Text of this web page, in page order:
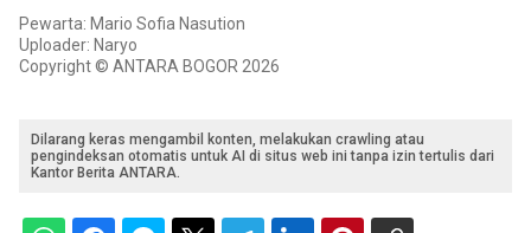
Pewarta: Mario Sofia Nasution
Uploader: Naryo
Copyright © ANTARA BOGOR 2026
Dilarang keras mengambil konten, melakukan crawling atau
pengindeksan otomatis untuk AI di situs web ini tanpa izin tertulis dari
Kantor Berita ANTARA.